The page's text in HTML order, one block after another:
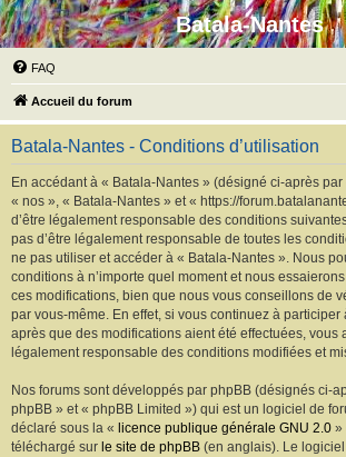
Batala-Nantes
FAQ
Accueil du forum
Batala-Nantes - Conditions d’utilisation
En accédant à « Batala-Nantes » (désigné ci-après
« nos », « Batala-Nantes » et « https://
d’être légalement responsable des conditions
pas d’être légalement responsable de toutes les
ne pas utiliser et accéder à « Batala-Nantes ». Nous
conditions à n’importe quel moment et nous
ces modifications, bien que nous vous conseillons de
par vous-même. En effet, si vous continuez à participer
après que des modifications aient été effectuées, vous
légalement responsable des conditions modifiées et
Nos forums sont développés par phpBB (désignés ci-
phpBB » et « phpBB Limited ») qui est un logiciel de
déclaré sous la « licence publique générale GNU 2.0 »
téléchargé sur le site de phpBB (en anglais). Le